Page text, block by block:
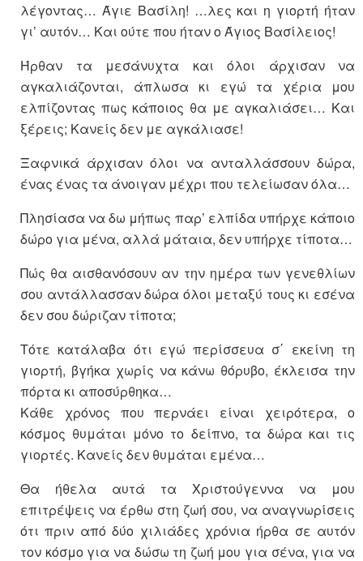
λέγοντας… Άγιε Βασίλη! …λες και η γιορτή ήταν
γι’ αυτόν… Και ούτε που ήταν ο Άγιος Βασίλειος!
Ήρθαν τα μεσάνυχτα και όλοι άρχισαν να
αγκαλιάζονται, άπλωσα κι εγώ τα χέρια μου
ελπίζοντας πως κάποιος θα με αγκαλιάσει… Και
ξέρεις; Κανείς δεν με αγκάλιασε!
Ξαφνικά άρχισαν όλοι να ανταλλάσσουν δώρα,
ένας ένας τα άνοιγαν μέχρι που τελείωσαν όλα…
Πλησίασα να δω μήπως παρ’ ελπίδα υπήρχε κάποιο
δώρο για μένα, αλλά μάταια, δεν υπήρχε τίποτα…
Πώς θα αισθανόσουν αν την ημέρα των γενεθλίων
σου αντάλλασσαν δώρα όλοι μεταξύ τους κι εσένα
δεν σου δώριζαν τίποτα;
Τότε κατάλαβα ότι εγώ περίσσευα σ΄ εκείνη τη
γιορτή, βγήκα χωρίς να κάνω θόρυβο, έκλεισα την
πόρτα κι αποσύρθηκα…
Κάθε χρόνος που περνάει είναι χειρότερα, ο
κόσμος θυμάται μόνο το δείπνο, τα δώρα και τις
γιορτές. Κανείς δεν θυμάται εμένα…
Θα ήθελα αυτά τα Χριστούγεννα να μου
επιτρέψεις να έρθω στη ζωή σου, να αναγνωρίσεις
ότι πριν από δύο χιλιάδες χρόνια ήρθα σε αυτόν
τον κόσμο για να δώσω τη ζωή μου για σένα, για να